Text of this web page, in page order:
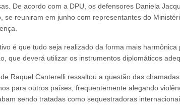
De acordo com a DPU, os defensores Daniela
se reuniram em junho com representantes do
é que tudo seja realizado da forma mais
que deverá utilizar os instrumentos diplomáticos
Raquel Canterelli ressaltou a questão das
para outros países, frequentemente alegando
sendo tratadas como sequestradoras